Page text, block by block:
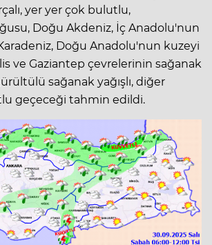
yer yer çok bulutlu,
Doğu Akdeniz, İç Anadolu'nun
Doğu Anadolu'nun kuzeyi
ve Gaziantep çevrelerinin sağanak
sağanak yağışlı, diğer
geçeceği tahmin edildi.